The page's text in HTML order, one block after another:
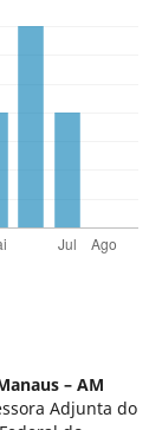
– AM
Adjunta do